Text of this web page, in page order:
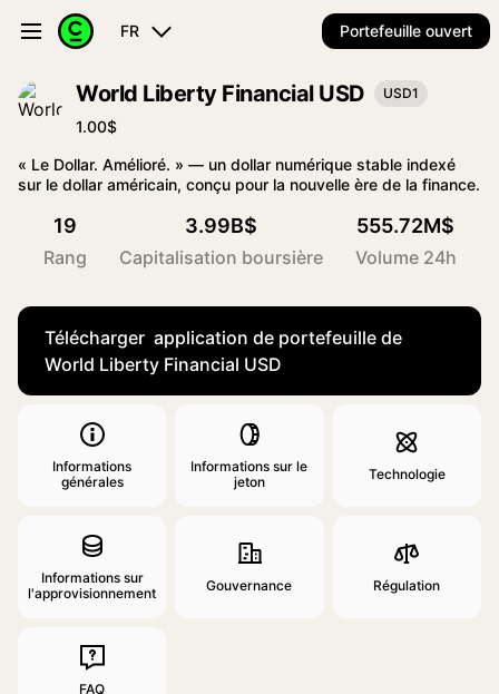
FR Portefeuille ouvert
World Liberty Financial USD USD1
1.00$
« Le Dollar. Amélioré. » — un dollar numérique stable indexé
sur le dollar américain, conçu pour la nouvelle ère de la finance.
19
Rang
3.99B$
Capitalisation boursière
555.72M$
Volume 24h
Télécharger application de portefeuille de
World Liberty Financial USD
Informations
générales
Informations sur le
jeton
Technologie
Informations sur
l'approvisionnement
Gouvernance Régulation
FAQ